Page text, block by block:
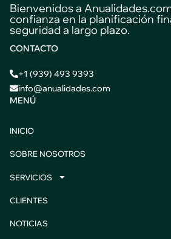
Bienvenidos a
confianza en la planificación
seguridad a largo plazo.
CONTACTO
+1 (939) 493 9393
info@anualidades.com
MENÚ
INICIO
SOBRE NOSOTROS
SERVICIOS
CLIENTES
NOTICIAS